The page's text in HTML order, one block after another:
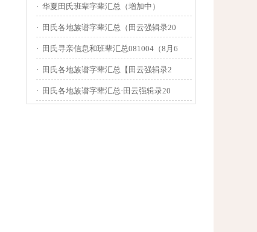
· 华夏田氏班辈字辈汇总（增加中）
· 田氏各地族谱字辈汇总（田云强辑录20
· 田氏寻亲信息和班辈汇总081004（8月6
· 田氏各地族谱字辈汇总【田云强辑录2
· 田氏各地族谱字辈汇总·田云强辑录20